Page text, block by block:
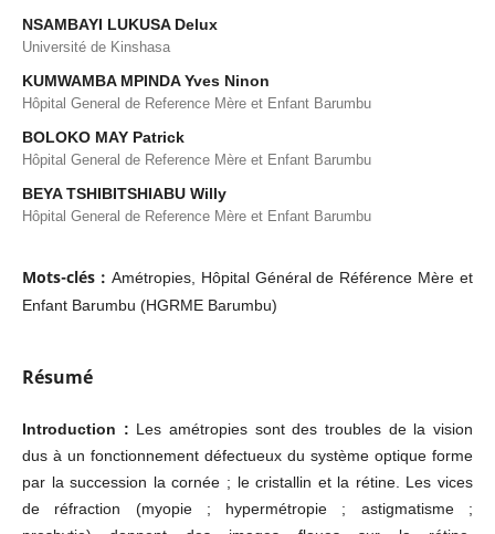
NSAMBAYI LUKUSA Delux
Université de Kinshasa
KUMWAMBA MPINDA Yves Ninon
Hôpital General de Reference Mère et Enfant Barumbu
BOLOKO MAY Patrick
Hôpital General de Reference Mère et Enfant Barumbu
BEYA TSHIBITSHIABU Willy
Hôpital General de Reference Mère et Enfant Barumbu
Mots-clés : Amétropies, Hôpital Général de Référence Mère et
Enfant Barumbu (HGRME Barumbu)
Résumé
Introduction : Les amétropies sont des troubles de la vision
dus à un fonctionnement défectueux du système optique forme
par la succession la cornée ; le cristallin et la rétine. Les vices
de réfraction (myopie ; hypermétropie ; astigmatisme ;